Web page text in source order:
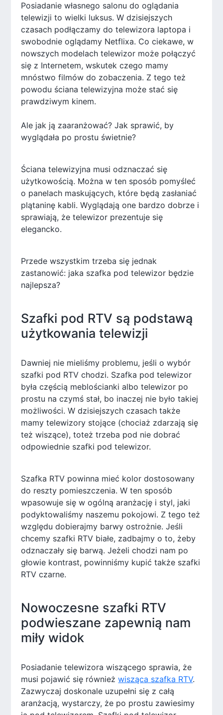
Posiadanie własnego salonu do oglądania
telewizji to wielki luksus. W dzisiejszych
czasach podłączamy do telewizora laptopa i
swobodnie oglądamy Netflixa. Co ciekawe, w
nowszych modelach telewizor może połączyć
się z Internetem, wskutek czego mamy
mnóstwo filmów do zobaczenia. Z tego też
powodu ściana telewizyjna może stać się
prawdziwym kinem.
Ale jak ją zaaranżować? Jak sprawić, by
wyglądała po prostu świetnie?
Ściana telewizyjna musi odznaczać się
użytkowością. Można w ten sposób pomyśleć
o panelach maskujących, które będą zasłaniać
plątaninę kabli. Wyglądają one bardzo dobrze i
sprawiają, że telewizor prezentuje się
elegancko.
Przede wszystkim trzeba się jednak
zastanowić: jaka szafka pod telewizor będzie
najlepsza?
Szafki pod RTV są podstawą
użytkowania telewizji
Dawniej nie mieliśmy problemu, jeśli o wybór
szafki pod RTV chodzi. Szafka pod telewizor
była częścią meblościanki albo telewizor po
prostu na czymś stał, bo inaczej nie było takiej
możliwości. W dzisiejszych czasach także
mamy telewizory stojące (chociaż zdarzają się
też wiszące), toteż trzeba pod nie dobrać
odpowiednie szafki pod telewizor.
Szafka RTV powinna mieć kolor dostosowany
do reszty pomieszczenia. W ten sposób
wpasowuje się w ogólną aranżację i styl, jaki
podyktowaliśmy naszemu pokojowi. Z tego też
względu dobierajmy barwy ostrożnie. Jeśli
chcemy szafki RTV białe, zadbajmy o to, żeby
odznaczały się barwą. Jeżeli chodzi nam po
głowie kontrast, powinniśmy kupić także szafki
RTV czarne.
Nowoczesne szafki RTV
podwieszane zapewnią nam
miły widok
Posiadanie telewizora wiszącego sprawia, że
musi pojawić się równieżwisząca szafka RTV.
Zazwyczaj doskonale uzupełni się z całą
aranżacją, wystarczy, że po prostu zawiesimy